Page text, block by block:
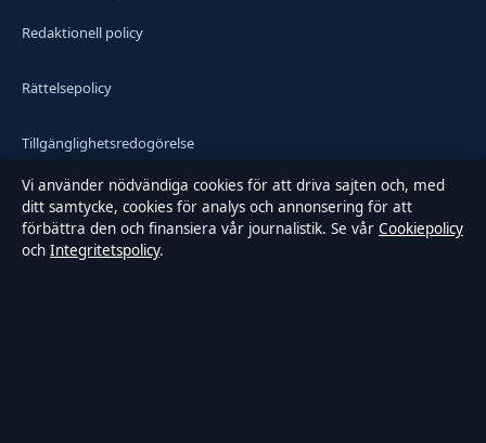
Redaktionell policy
Rättelsepolicy
Tillgänglighetsredogörelse
Integritetspolicy
Kändisar & integritet
Vi använder nödvändiga cookies för att driva sajten och, med
ditt samtycke, cookies för analys och annonsering för att
förbättra den och finansiera vår journalistik. Se vår Cookiepolicy
och Integritetspolicy.